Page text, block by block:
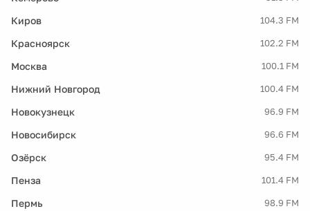
Киров 104.3 FM
Красноярск 102.2 FM
Москва 100.1 FM
Нижний Новгород 100.4 FM
Новокузнецк 96.9 FM
Новосибирск 96.6 FM
Озёрск 95.4 FM
Пенза 101.4 FM
Пермь 98.9 FM